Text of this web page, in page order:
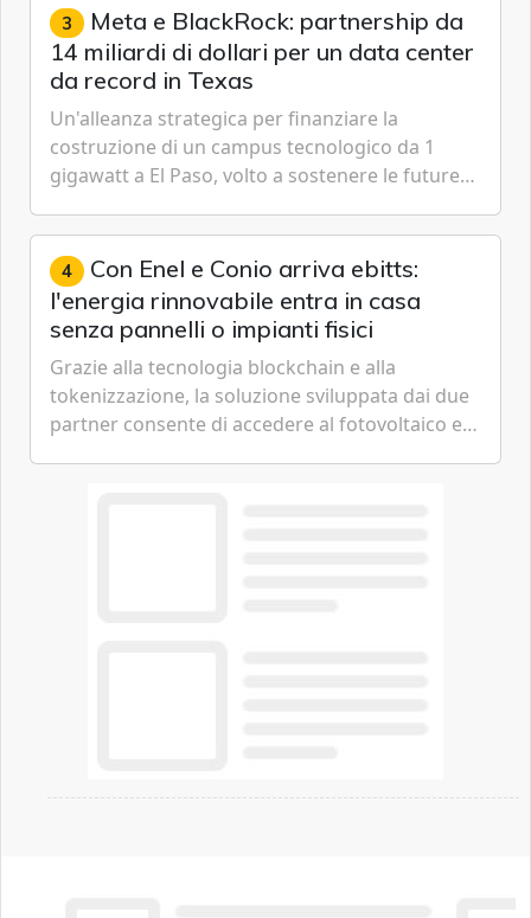
3 Meta e BlackRock: partnership da
14 miliardi di dollari per un data center
da record in Texas
Un'alleanza strategica per finanziare la
costruzione di un campus tecnologico da 1
gigawatt a El Paso, volto a sostenere le future
artificiale dell'azienda di Mark Zuckerberg.
4 Con Enel e Conio arriva ebitts:
l'energia rinnovabile entra in casa
senza pannelli o impianti fisici
Grazie alla tecnologia blockchain e alla
tokenizzazione, la soluzione sviluppata dai due
partner consente di accedere al fotovoltaico e